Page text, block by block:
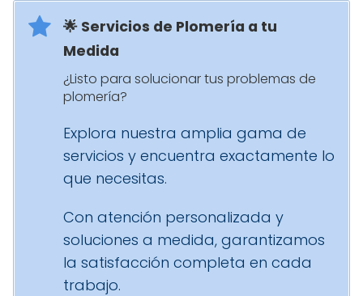
🌟 Servicios de Plomería a tu
Medida
¿Listo para solucionar tus problemas de
plomería?
Explora nuestra amplia gama de
servicios y encuentra exactamente lo
que necesitas.
Con atención personalizada y
soluciones a medida, garantizamos
la satisfacción completa en cada
trabajo.